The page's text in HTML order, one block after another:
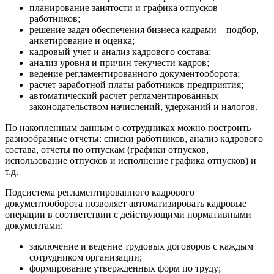
планирование занятости и графика отпусков
работников;
решение задач обеспечения бизнеса кадрами – подбор,
анкетирование и оценка;
кадровый учет и анализ кадрового состава;
анализ уровня и причин текучести кадров;
ведение регламентированного документооборота;
расчет заработной платы работников предприятия;
автоматический расчет регламентированных
законодательством начислений, удержаний и налогов.
По накопленным данным о сотрудниках можно построить
разнообразные отчеты: списки работников, анализ кадрового
состава, отчеты по отпускам (графики отпусков,
использование отпусков и исполнение графика отпусков) и
т.д.
Подсистема регламентированного кадрового
документооборота позволяет автоматизировать кадровые
операции в соответствии с действующими нормативными
документами:
заключение и ведение трудовых договоров с каждым
сотрудником организации;
формирование утвержденных форм по труду;